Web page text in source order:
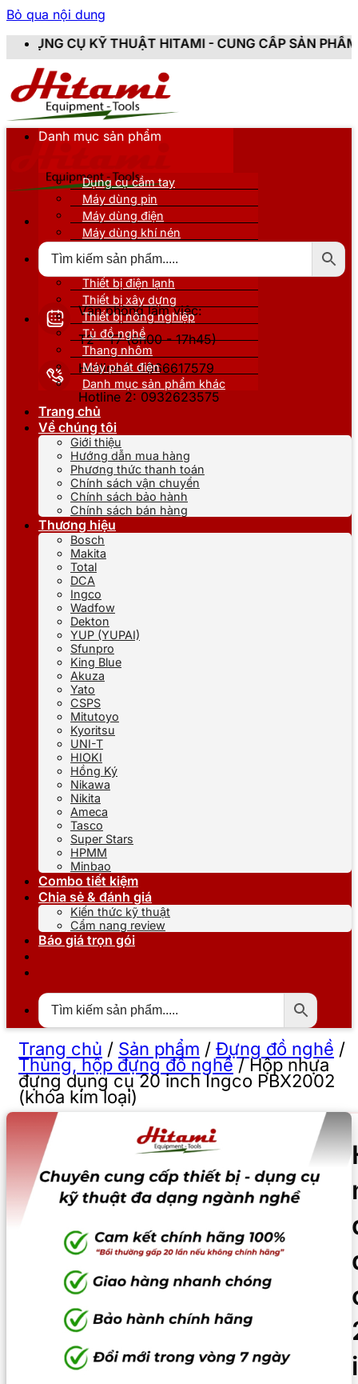
Bỏ qua nội dung
HITAMI - CUNG CẤP SẢN PHẨM CHÍNH HÃNG,
Văn phòng làm việc:
T2 - T7 (8h00 - 17h45)
Hotline 1: 0866617579
Hotline 2: 0932623575
Danh mục sản phẩm
Dụng cụ cầm tay
Máy dùng pin
Máy dùng điện
Máy dùng khí nén
Thiết bị nâng đỡ
Thiết bị điện lạnh
Thiết bị xây dựng
Thiết bị nông nghiệp
Tủ đồ nghề
Thang nhôm
Máy phát điện
Danh mục sản phẩm khác
Trang chủ
Về chúng tôi
Giới thiệu
Hướng dẫn mua hàng
Phương thức thanh toán
Chính sách vận chuyển
Chính sách bảo hành
Chính sách bán hàng
Thương hiệu
Bosch
Makita
Total
DCA
Ingco
Wadfow
Dekton
YUP (YUPAI)
Sfunpro
King Blue
Akuza
Yato
CSPS
Mitutoyo
Kyoritsu
UNI-T
HIOKI
Hồng Ký
Nikawa
Nikita
Ameca
Tasco
Super Stars
HPMM
Minbao
Combo tiết kiệm
Chia sẻ & đánh giá
Kiến thức kỹ thuật
Cẩm nang review
Báo giá trọn gói
Trang chủ / Sản phẩm / Đựng đồ nghề /
Thùng, hộp đựng đồ nghề/Hộp nhựa
đựng dụng cụ 20 inch Ingco PBX2002
(khóa kim loại)